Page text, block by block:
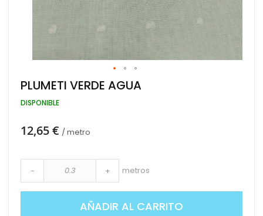
Saltar
al
comienzo
galería
PLUMETI VERDE AGUA
DISPONIBLE
12,65 € / metro
- + metros
AÑADIR AL CARRITO